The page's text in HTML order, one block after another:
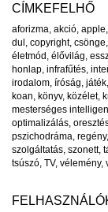
CÍMKEFELHŐ
aforizma akció apple
dul copyright, csönge
életmód élővilág
honlap infrafűtés
irodalom íróság játék
koan könyv, közélet,
mesterséges
optimalizálás
pszichodráma regény,
szolgáltatás szonett,
tsúszó TV, vélemény,